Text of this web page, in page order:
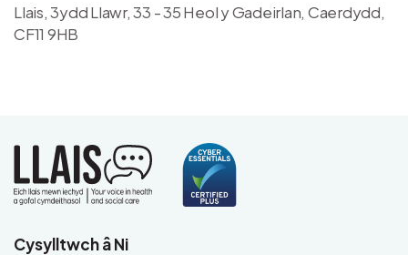
Llais, 3ydd Llawr, 33 - 35 Heol y Gadeirlan, Caerdydd,
CF11 9HB
Cysylltwch â Ni